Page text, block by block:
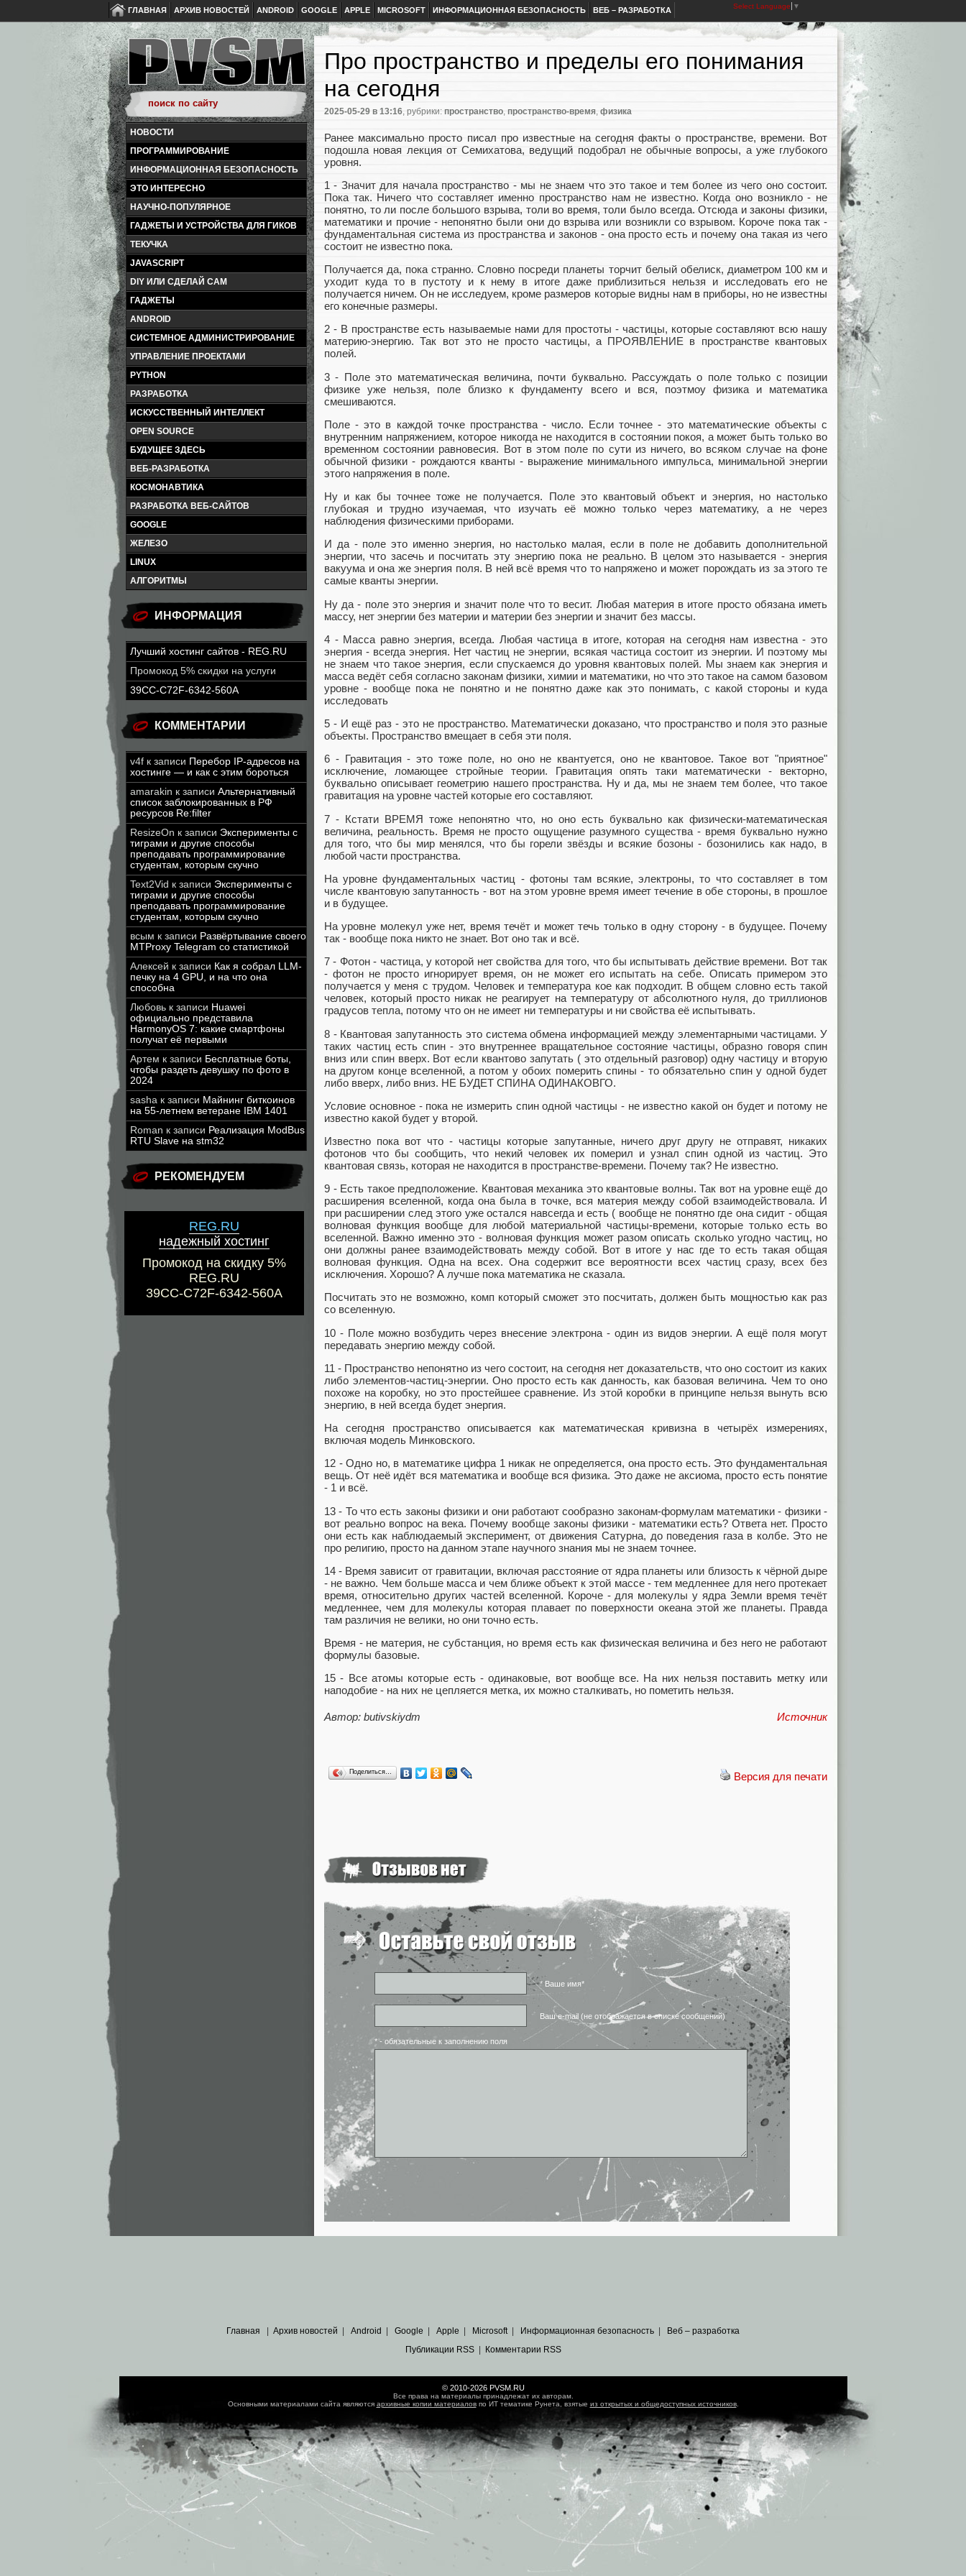
ГЛАВНАЯ АРХИВ НОВОСТЕЙ ANDROID GOOGLE APPLE MICROSOFT ИНФОРМАЦИОННАЯ БЕЗОПАСНОСТЬ ВЕБ – РАЗРАБОТКА Select Language ▼
НОВОСТИ
ПРОГРАММИРОВАНИЕ
ИНФОРМАЦИОННАЯ БЕЗОПАСНОСТЬ
ЭТО ИНТЕРЕСНО
НАУЧНО-ПОПУЛЯРНОЕ
ГАДЖЕТЫ И УСТРОЙСТВА ДЛЯ ГИКОВ
ТЕКУЧКА
JAVASCRIPT
DIY ИЛИ СДЕЛАЙ САМ
ГАДЖЕТЫ
ANDROID
СИСТЕМНОЕ АДМИНИСТРИРОВАНИЕ
УПРАВЛЕНИЕ ПРОЕКТАМИ
PYTHON
РАЗРАБОТКА
ИСКУССТВЕННЫЙ ИНТЕЛЛЕКТ
OPEN SOURCE
БУДУЩЕЕ ЗДЕСЬ
ВЕБ-РАЗРАБОТКА
КОСМОНАВТИКА
РАЗРАБОТКА ВЕБ-САЙТОВ
GOOGLE
ЖЕЛЕЗО
LINUX
АЛГОРИТМЫ
ИНФОРМАЦИЯ
Лучший хостинг сайтов - REG.RU
Промокод 5% скидки на услуги
39CC-C72F-6342-560A
КОММЕНТАРИИ
v4f к записи Перебор IP-адресов на
хостинге — и как с этим бороться
amarakin к записи Альтернативный
список заблокированных в РФ
ресурсов Re:filter
ResizeOn к записи Эксперименты с
тиграми и другие способы
преподавать программирование
студентам, которым скучно
Text2Vid к записи Эксперименты с
тиграми и другие способы
преподавать программирование
студентам, которым скучно
всым к записи Развёртывание своего
MTProxy Telegram со статистикой
Алексей к записи Как я собрал LLM-
печку на 4 GPU, и на что она
способна
Любовь к записи Huawei
официально представила
HarmonyOS 7: какие смартфоны
получат её первыми
Артем к записи Бесплатные боты,
чтобы раздеть девушку по фото в
2024
sasha к записи Майнинг биткоинов
на 55-летнем ветеране IBM 1401
Roman к записи Реализация ModBus
RTU Slave на stm32
РЕКОМЕНДУЕМ
REG.RU
надежный хостинг
Промокод на скидку 5%
REG.RU
39CC-C72F-6342-560A
Про пространство и пределы его понимания
на сегодня
2025-05-29 в 13:16, рубрики: пространство, пространство-время, физика
Ранее максимально просто писал про известные на сегодня факты о пространстве, времени. Вот
подошла новая лекция от Семихатова, ведущий подобрал не обычные вопросы, а уже глубокого
уровня.
1 - Значит для начала пространство - мы не знаем что это такое и тем более из чего оно состоит.
Пока так. Ничего что составляет именно пространство нам не известно. Когда оно возникло - не
понятно, то ли после большого взрыва, толи во время, толи было всегда. Отсюда и законы физики,
математики и прочие - непонятно были они до взрыва или возникли со взрывом. Короче пока так -
фундаментальная система из пространства и законов - она просто есть и почему она такая из чего
состоит не известно пока.
Получается да, пока странно. Словно посреди планеты торчит белый обелиск, диаметром 100 км и
уходит куда то в пустоту и к нему в итоге даже приблизиться нельзя и исследовать его не
получается ничем. Он не исследуем, кроме размеров которые видны нам в приборы, но не известны
его конечные размеры.
2 - В пространстве есть называемые нами для простоты - частицы, которые составляют всю нашу
материю-энергию. Так вот это не просто частицы, а ПРОЯВЛЕНИЕ в пространстве квантовых
полей.
3 - Поле это математическая величина, почти буквально. Рассуждать о поле только с позиции
физике уже нельзя, поле близко к фундаменту всего и вся, поэтмоу физика и математика
смешиваются.
Поле - это в каждой точке пространства - число. Если точнее - это математические объекты с
внутренним напряжением, которое никогда не находится в состоянии покоя, а может быть только во
временном состоянии равновесия. Вот в этом поле по сути из ничего, во всяком случае на фоне
обычной физики - рождаются кванты - выражение минимального импульса, минимальной энергии
этого напряжения в поле.
Ну и как бы точнее тоже не получается. Поле это квантовый объект и энергия, но настолько
глубокая и трудно изучаемая, что изучать её можно только через математику, а не через
наблюдения физическими приборами.
И да - поле это именно энергия, но настолько малая, если в поле не добавить дополнительной
энергии, что засечь и посчитать эту энергию пока не реально. В целом это называется - энергия
вакуума и она же энергия поля. В ней всё время что то напряжено и может порождать из за этого те
самые кванты энергии.
Ну да - поле это энергия и значит поле что то весит. Любая материя в итоге просто обязана иметь
массу, нет энергии без материи и материи без энергии и значит без массы.
4 - Масса равно энергия, всегда. Любая частица в итоге, которая на сегодня нам известна - это
энергия - всегда энергия. Нет частиц не энергии, всякая частица состоит из энергии. И поэтому мы
не знаем что такое энергия, если спускаемся до уровня квантовых полей. Мы знаем как энергия и
масса ведёт себя согласно законам физики, химии и математики, но что это такое на самом базовом
уровне - вообще пока не понятно и не понятно даже как это понимать, с какой стороны и куда
исследовать
5 - И ещё раз - это не пространство. Математически доказано, что пространство и поля это разные
объекты. Пространство вмещает в себя эти поля.
6 - Гравитация - это тоже поле, но оно не квантуется, оно не квантовое. Такое вот "приятное"
исключение, ломающее стройные теории. Гравитация опять таки математически - векторно,
буквально описывает геометрию нашего пространства. Ну и да, мы не знаем тем более, что такое
гравитация на уровне частей которые его составляют.
7 - Кстати ВРЕМЯ тоже непонятно что, но оно есть буквально как физически-математическая
величина, реальность. Время не просто ощущение разумного существа - время буквально нужно
для того, что бы мир менялся, что бы горели звёзды и всякие бозоны - бозонились как надо, в
любой части пространства.
На уровне фундаментальных частиц - фотоны там всякие, электроны, то что составляет в том
числе квантовую запутанность - вот на этом уровне время имеет течение в обе стороны, в прошлое
и в будущее.
На уровне молекул уже нет, время течёт и может течь только в одну сторону - в будущее. Почему
так - вообще пока никто не знает. Вот оно так и всё.
7 - Фотон - частица, у которой нет свойства для того, что бы испытывать действие времени. Вот так
- фотон не просто игнорирует время, он не может его испытать на себе. Описать примером это
получается у меня с трудом. Человек и температура кое как подходит. В общем словно есть такой
человек, который просто никак не реагирует на температуру от абсолютного нуля, до триллионов
градусов тепла, потому что он не имеет ни температуры и ни свойства её испытывать.
8 - Квантовая запутанность это система обмена информацией между элементарными частицами. У
таких частиц есть спин - это внутреннее вращательное состояние частицы, образно говоря спин
вниз или спин вверх. Вот если квантово запутать ( это отдельный разговор) одну частицу и вторую
на другом конце вселенной, а потом у обоих померить спины - то обязательно спин у одной будет
либо вверх, либо вниз. НЕ БУДЕТ СПИНА ОДИНАКОВГО.
Условие основное - пока не измерить спин одной частицы - не известно какой он будет и потому не
известно какой будет у второй.
Известно пока вот что - частицы которые запутанные, ничего друг другу не отправят, никаких
фотонов что бы сообщить, что некий человек их померил и узнал спин одной из частиц. Это
квантовая связь, которая не находится в пространстве-времени. Почему так? Не известно.
9 - Есть такое предположение. Квантовая механика это квантовые волны. Так вот на уровне ещё до
расширения вселенной, когда она была в точке, вся материя между собой взаимодействовала. И
при расширении след этого уже остался навсегда и есть ( вообще не понятно где она сидит - общая
волновая функция вообще для любой материальной частицы-времени, которые только есть во
вселенной. Важно именно это - волновая функция может разом описать сколько угодно частиц, но
они должны ранее взаимодействовать между собой. Вот в итоге у нас где то есть такая общая
волновая функция. Одна на всех. Она содержит все вероятности всех частиц сразу, всех без
исключения. Хорошо? А лучше пока математика не сказала.
Посчитать это не возможно, комп который сможет это посчитать, должен быть мощностью как раз
со вселенную.
10 - Поле можно возбудить через внесение электрона - один из видов энергии. А ещё поля могут
передавать энергию между собой.
11 - Пространство непонятно из чего состоит, на сегодня нет доказательств, что оно состоит из каких
либо элементов-частиц-энергии. Оно просто есть как данность, как базовая величина. Чем то оно
похоже на коробку, но это простейшее сравнение. Из этой коробки в принципе нельзя вынуть всю
энергию, в ней всегда будет энергия.
На сегодня пространство описывается как математическая кривизна в четырёх измерениях,
включая модель Минковского.
12 - Одно но, в математике цифра 1 никак не определяется, она просто есть. Это фундаментальная
вещь. От неё идёт вся математика и вообще вся физика. Это даже не аксиома, просто есть понятие
- 1 и всё.
13 - То что есть законы физики и они работают сообразно законам-формулам математики - физики -
вот реально вопрос на века. Почему вообще законы физики - математики есть? Ответа нет. Просто
они есть как наблюдаемый эксперимент, от движения Сатурна, до поведения газа в колбе. Это не
про религию, просто на данном этапе научного знания мы не знаем точнее.
14 - Время зависит от гравитации, включая расстояние от ядра планеты или близость к чёрной дыре
- не важно. Чем больше масса и чем ближе объект к этой массе - тем медленнее для него протекает
время, относительно других частей вселенной. Короче - для молекулы у ядра Земли время течёт
медленнее, чем для молекулы которая плавает по поверхности океана этой же планеты. Правда
там различия не велики, но они точно есть.
Время - не материя, не субстанция, но время есть как физическая величина и без него не работают
формулы базовые.
15 - Все атомы которые есть - одинаковые, вот вообще все. На них нельзя поставить метку или
наподобие - на них не цепляется метка, их можно сталкивать, но пометить нельзя.
Автор: butivskiydm Источник
Версия для печати
Поделиться…
* Ваше имя*
Ваш e-mail (не отображается в списке сообщений)
* - обязательные к заполнению поля
Главная Архив новостей Android Google Apple Microsoft| Информационная безопасность
Веб – разработка
Публикации RSS| Комментарии RSS
© 2010-2026 PVSM.RU
Все права на материалы принадлежат их авторам.
Основными материалами сайта являются архивные копии материаловпо ИТ тематике Рунета, взятые из открытых и общедоступных источников.